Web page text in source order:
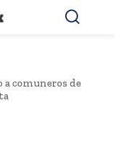
comuneros de